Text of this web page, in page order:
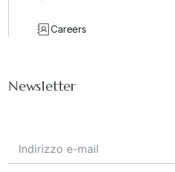
Careers
Newsletter